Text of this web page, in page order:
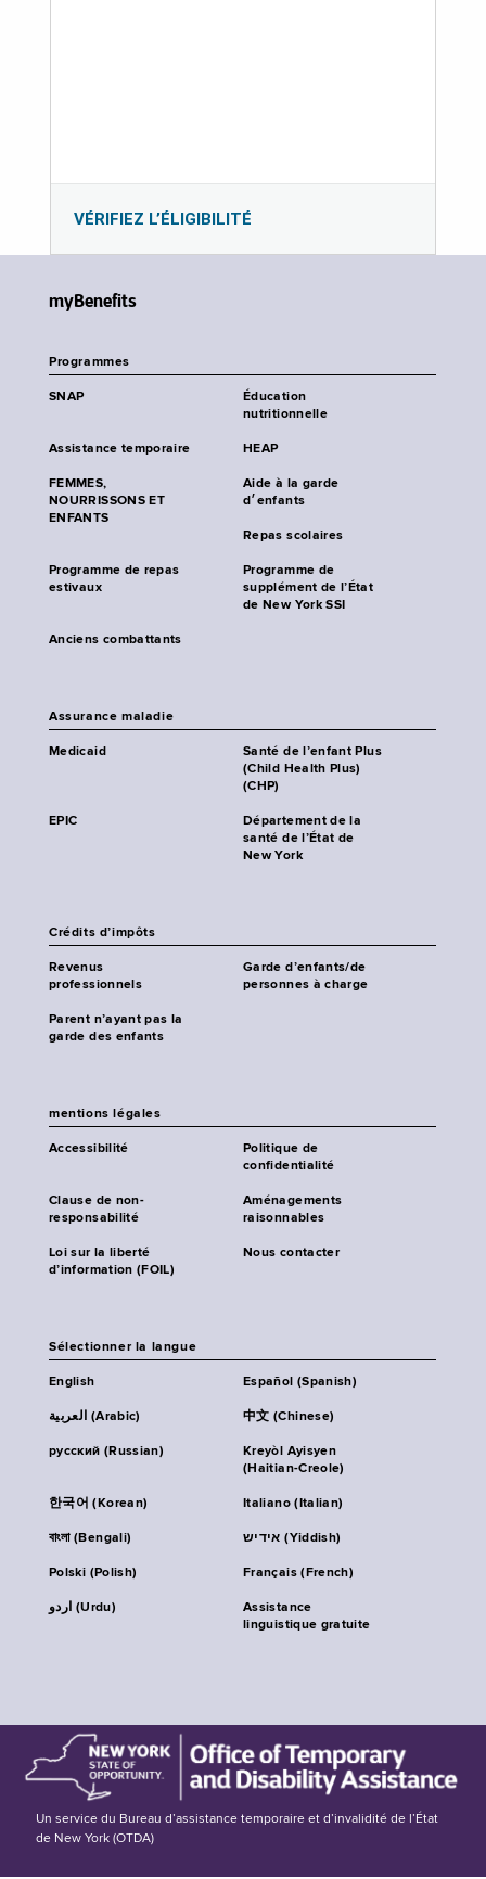
VÉRIFIEZ L’ÉLIGIBILITÉ
myBenefits
Programmes
SNAP
Éducation
nutritionnelle
Assistance temporaire HEAP
FEMMES,
NOURRISSONS ET
ENFANTS
Aide à la garde
d׳enfants
Repas scolaires
Programme de repas
estivaux
Programme de
supplément de l’État
de New York SSI
Anciens combattants
Assurance maladie
Medicaid
Santé de l’enfant Plus
(Child Health Plus)
(CHP)
EPIC
Département de la
santé de l’État de
New York
Crédits d’impôts
Revenus
professionnels
Garde d’enfants/de
personnes à charge
Parent n’ayant pas la
garde des enfants
mentions légales
Accessibilité
Politique de
confidentialité
Clause de non-
responsabilité
Aménagements
raisonnables
Loi sur la liberté
d’information (FOIL)
Nous contacter
Sélectionner la langue
English Español (Spanish)
العربية (Arabic) 中文 (Chinese)
русский (Russian)
Kreyòl Ayisyen
(Haitian-Creole)
한국어 (Korean) Italiano (Italian)
বাংলা (Bengali) אידיש (Yiddish)
Polski (Polish) Français (French)
اردو (Urdu)
Assistance
linguistique gratuite
Un service du Bureau d’assistance temporaire et d’invalidité de l’État
de New York (OTDA)